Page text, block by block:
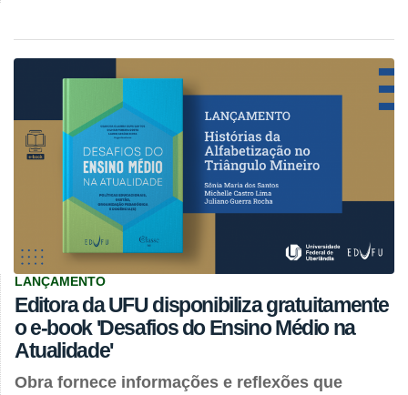
LANÇAMENTO
Editora da UFU disponibiliza gratuitamente
o e-book 'Desafios do Ensino Médio na
Atualidade'
Obra fornece informações e reflexões que